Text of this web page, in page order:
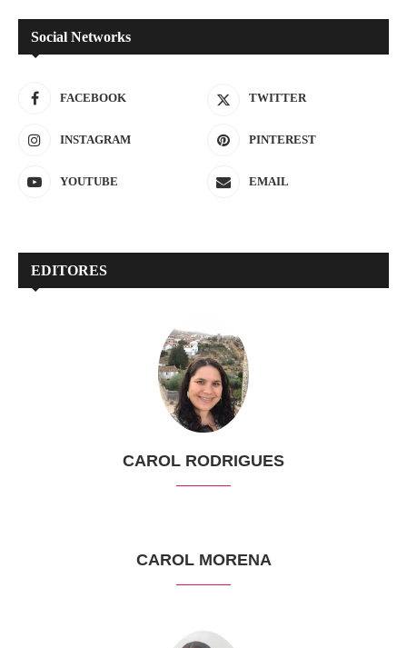
Social Networks
FACEBOOK TWITTER
INSTAGRAM PINTEREST
YOUTUBE EMAIL
EDITORES
CAROL RODRIGUES
CAROL MORENA